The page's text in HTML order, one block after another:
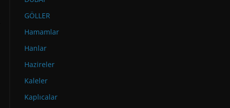
GÖLLER
Hamamlar
Hanlar
Hazireler
Kaleler
Kaplıcalar